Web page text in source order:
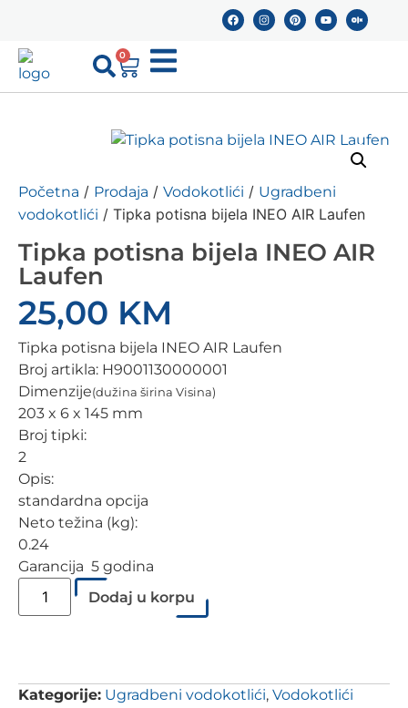
0
Početna / Prodaja / Vodokotlići / Ugradbeni
vodokotlići / Tipka potisna bijela INEO AIR Laufen
Tipka potisna bijela INEO AIR
Laufen
25,00 KM
Tipka potisna bijela INEO AIR Laufen
Broj artikla: H9001130000001
Dimenzije(dužina širina Visina)
203 x 6 x 145 mm
Broj tipki:
2
Opis:
standardna opcija
Neto težina (kg):
0.24
Garancija 5 godina
Dodaj u korpu
Kategorije: Ugradbeni vodokotlići, Vodokotlići